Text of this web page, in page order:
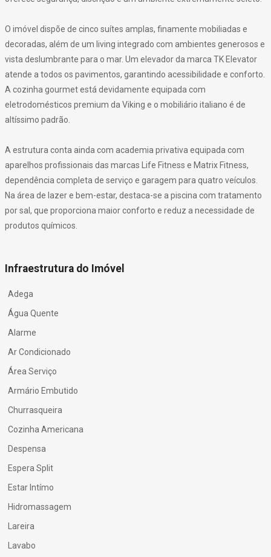
O imóvel dispõe de cinco suítes amplas, finamente mobiliadas e
decoradas, além de um living integrado com ambientes generosos e
vista deslumbrante para o mar. Um elevador da marca TK Elevator
atende a todos os pavimentos, garantindo acessibilidade e conforto.
A cozinha gourmet está devidamente equipada com
eletrodomésticos premium da Viking e o mobiliário italiano é de
altíssimo padrão.
A estrutura conta ainda com academia privativa equipada com
aparelhos profissionais das marcas Life Fitness e Matrix Fitness,
dependência completa de serviço e garagem para quatro veículos.
Na área de lazer e bem-estar, destaca-se a piscina com tratamento
por sal, que proporciona maior conforto e reduz a necessidade de
produtos químicos.
Infraestrutura do Imóvel
Adega
Água Quente
Alarme
Ar Condicionado
Área Serviço
Armário Embutido
Churrasqueira
Cozinha Americana
Despensa
Espera Split
Estar Intímo
Hidromassagem
Lareira
Lavabo